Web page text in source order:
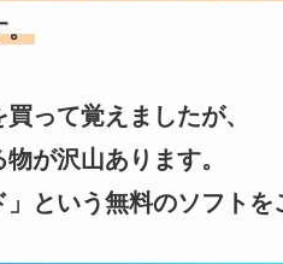
。
って覚えましたが、
が沢山あります。
という無料のソフトを